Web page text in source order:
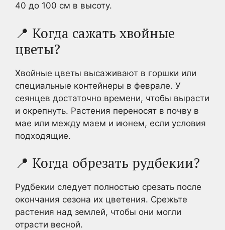
40 до 100 см в высоту.
📍 Когда сажать хвойные
цветы?
Хвойные цветы высаживают в горшки или
специальные контейнеры в феврале. У
сеянцев достаточно времени, чтобы вырасти
и окрепнуть. Растения переносят в почву в
мае или между маем и июнем, если условия
подходящие.
📍 Когда обрезать рудбекии?
Рудбекии следует полностью срезать после
окончания сезона их цветения. Срежьте
растения над землей, чтобы они могли
отрасти весной.